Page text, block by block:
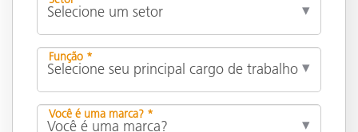
Função *
Você é uma marca? *